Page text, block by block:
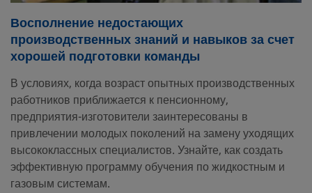
Восполнение недостающих
производственных знаний и навыков за счет
хорошей подготовки команды
В условиях, когда возраст опытных производственных
работников приближается к пенсионному,
предприятия-изготовители заинтересованы в
привлечении молодых поколений на замену уходящих
высококлассных специалистов. Узнайте, как создать
эффективную программу обучения по жидкостным и
газовым системам.